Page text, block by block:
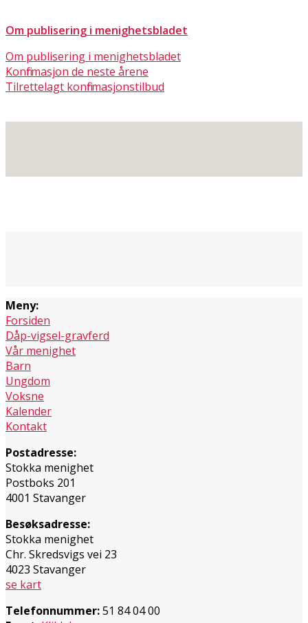
Om publisering i menighetsbladet
Om publisering i menighetsbladet
Konfirmasjon de neste årene
Tilrettelagt konfirmasjonstilbud
Meny:
Forsiden
Dåp-vigsel-gravferd
Vår menighet
Barn
Ungdom
Voksne
Kalender
Kontakt
Postadresse:
Stokka menighet
Postboks 201
4001 Stavanger
Besøksadresse:
Stokka menighet
Chr. Skredsvigs vei 23
4023 Stavanger
se kart
Telefonnummer:51 84 04 00